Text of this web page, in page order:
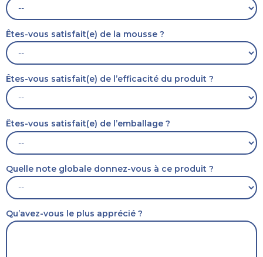
Êtes-vous satisfait(e) de la mousse ?
Êtes-vous satisfait(e) de l’efficacité du produit ?
Êtes-vous satisfait(e) de l’emballage ?
Quelle note globale donnez-vous à ce produit ?
Qu’avez-vous le plus apprécié ?